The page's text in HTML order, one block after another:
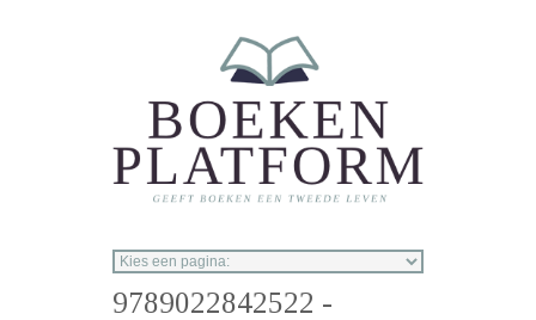
9789022842522 -